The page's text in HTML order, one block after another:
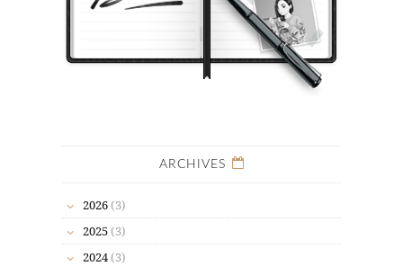
ARCHIVES
2026 (3)
2025 (3)
2024 (3)